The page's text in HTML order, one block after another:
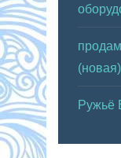
(новая)
Ружьё